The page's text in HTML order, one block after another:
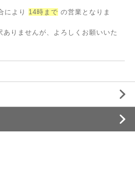
により 14時まで の営業となりま
ありませんが、よろしくお願いいた